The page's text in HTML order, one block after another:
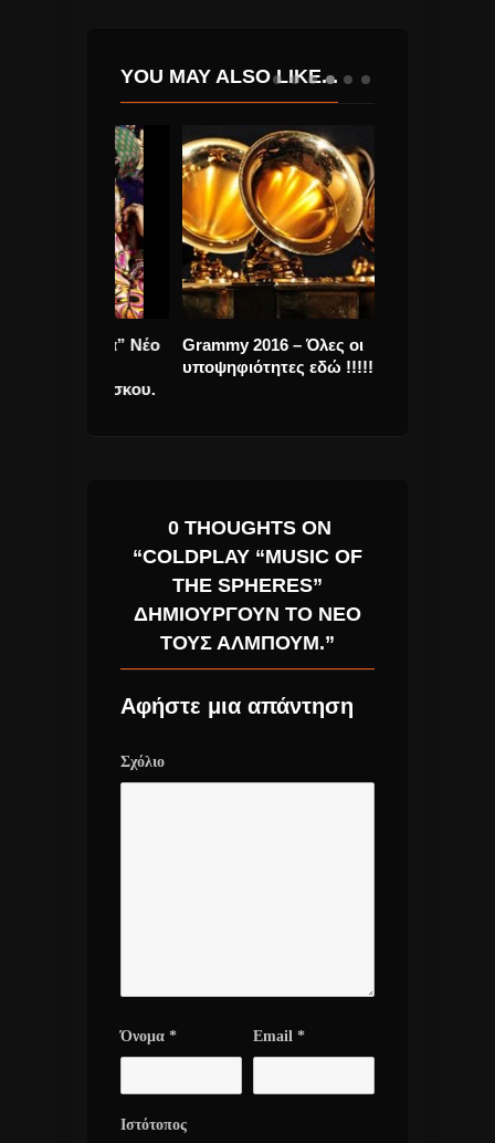
YOU MAY ALSO LIKE...
Grammy 2016 – Όλες οι
υποψηφιότητες εδώ !!!!!
0 THOUGHTS ON
“COLDPLAY “MUSIC OF
THE SPHERES”
ΔΗΜΙΟΥΡΓΟΎΝ ΤΟ ΝΈΟ
ΤΟΥΣ ΆΛΜΠΟΥΜ.”
Αφήστε μια απάντηση
Σχόλιο
Όνομα * Email *
Ιστότοπος